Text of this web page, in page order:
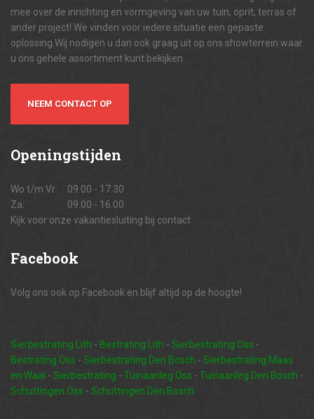
mee over de inrichting en vormgeving van uw tuin, oprit, terras of
ander project! We vinden voor iedere situatie een gepaste
oplossing.Wij nodigen u dan ook graag uit op ons showterrein waar
u ons gehele assortiment kunt bekijken.
NEEM CONTACT OP
Openingstijden
Wo t/m Vr:
09.00 - 17.30
Za:
09.00 - 16.00
Kijk voor onze vakantiesluiting bij contact
Facebook
Volg ons ook op Facebook en blijf altijd op de hoogte!
Sierbestrating Lith - Bestrating Lith - Sierbestrating Oss -
Bestrating Oss - Sierbestrating Den Bosch - Sierbestrating Maas
en Waal - Sierbestrating - Tuinaanleg Oss - Tuinaanleg Den Bosch -
Schuttingen Oss - Schuttingen Den Bosch